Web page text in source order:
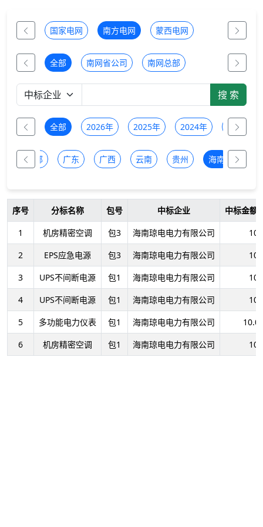
国家电网 南方电网 蒙西电网
全部 南网省公司 南网总部
全部 2026年 2025年 2024年 2023年
全部 广东 广西 云南 贵州 海南
序号 分标名称 包号 中标企业
中标金额
1
机房精密空调 包3 海南琼电电力有限公司
10
2
EPS应急电源 包3 海南琼电电力有限公司
10
3
UPS不间断电源 包1 海南琼电电力有限公司
10
4
UPS不间断电源 包1 海南琼电电力有限公司
10
5
多功能电力仪表 包1 海南琼电电力有限公司
6
机房精密空调 包1 海南琼电电力有限公司 10